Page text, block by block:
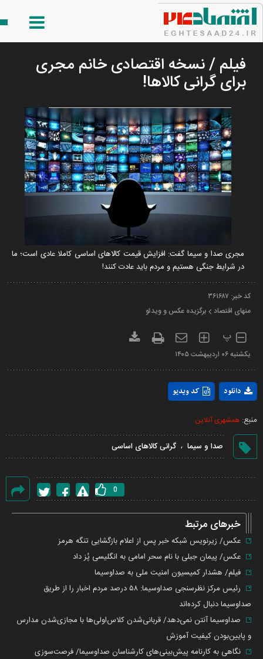
فیلم / نسخه اقتصادی خانم مجری
برای گرانی کالاها!
مجری صدا و سیما گفت: افزایش قیمت کالا‌های اساسی کاملا عادی است؛ ما
در شرایط جنگی هستیم و مردم باید عادت کنند!
کد خبر: ۳۶۱۶۸۷
منهای اقتصاد
برگزیده عکس و ویدئو
پ
يکشنبه ۰۶ ارديبهشت ۱۴۰۵
کد ویدیو دانلود
منبع: همشهری آنلاین
صدا و سیما ، گرانی کالاهای اساسی
گزارش
0
خبرهای مرتبط
عکس/ زیرنویس شبکه خبر پس از اعلام بازگشایی تنگه هرمز
عکس/ پیمان جبلی با نام سحر امامی به انگلیسی پُز داد
فیلم/ هشدار کمیسیون امنیت ملی به صداوسیما
رئیس مرکز نظرسنجی صداوسیما: ۵۸ درصد مردم اخبار را از طریق
صداوسیما دنبال کرده‌اند
صداوسیما آنتن نمی‌دهد/ قربانی‌شدن کلاس‌اولی‌ها با مجازی‌شدن مدارس
و پایین‌بودن کیفیت آموزش
نگاهی به کارنامه پیش‌بینی‌های کارشناسان صداوسیما/ فرصت‌سوزی